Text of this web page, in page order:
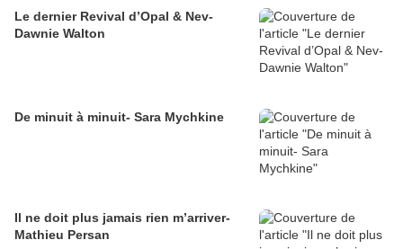
Le dernier Revival d’Opal & Nev-
Dawnie Walton
De minuit à minuit- Sara Mychkine
Il ne doit plus jamais rien m’arriver-
Mathieu Persan